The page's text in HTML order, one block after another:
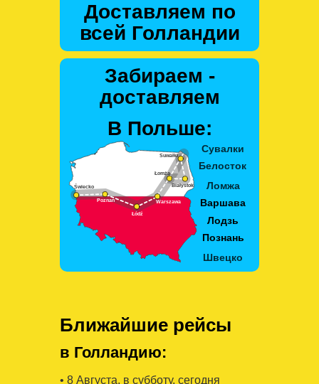
Доставляем по
всей Голландии
Забираем -
доставляем
В Польше:
Ближайшие рейсы
в Голландию:
• 8 Августa, в субботу, сегодня